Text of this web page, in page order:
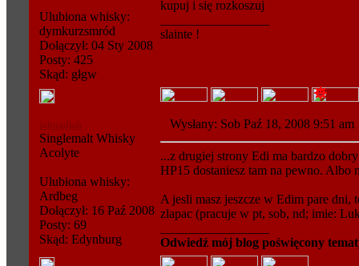
Ulubiona whisky:
dymkurzsmród
Dołączył: 04 Sty 2008
Posty: 425
Skąd: głgw
kupuj i się rozkoszuj
slainte !
johnadiah
Singlemalt Whisky
Acolyte
Ulubiona whisky:
Ardbeg
Dołączył: 16 Paź 2008
Posty: 69
Skąd: Edynburg
Wysłany: Sob Paź 18, 2008 9:51
...z drugiej strony Edi ma bardzo
HP15 dostaniesz tam na pewno. Albo
A jesli masz jeszcze w Edim pare
zlapac (pracuje w pt, sob, nd; imie:
Odwiedź mój blog poświęcony